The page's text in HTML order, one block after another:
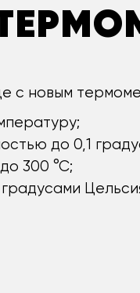
с новым
до 0,1
300 °С;